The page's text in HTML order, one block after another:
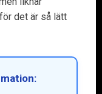
det är så lätt